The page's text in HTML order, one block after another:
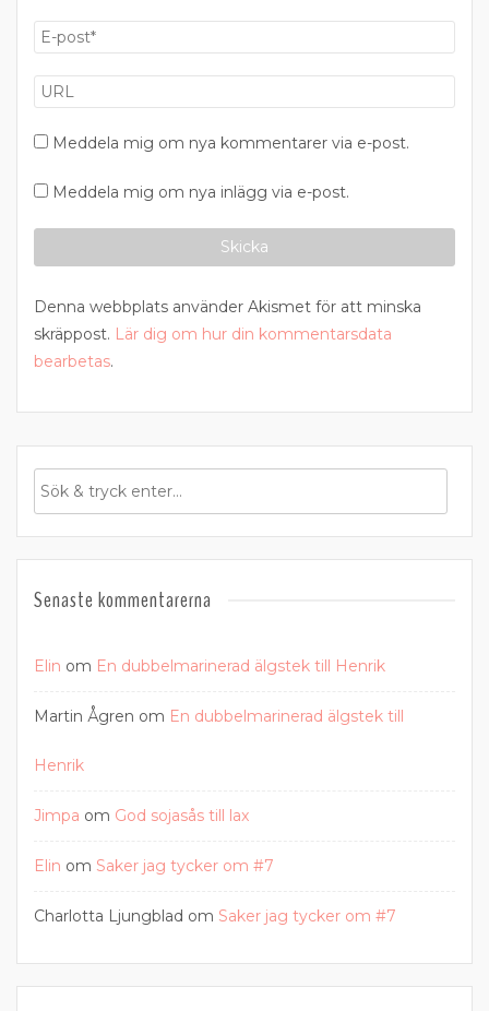
Meddela mig om nya kommentarer via e-post.
Meddela mig om nya inlägg via e-post.
Denna webbplats använder Akismet för att minska
skräppost. Lär dig om hur din kommentarsdata
bearbetas.
Senaste kommentarerna
Elin om En dubbelmarinerad älgstek till Henrik
Martin Ågren om En dubbelmarinerad älgstek till
Henrik
Jimpa om God sojasås till lax
Elin om Saker jag tycker om #7
Charlotta Ljungblad om Saker jag tycker om #7